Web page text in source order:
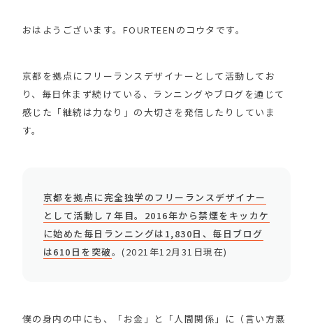
おはようございます。FOURTEENのコウタです。
京都を拠点にフリーランスデザイナーとして活動してお
り、毎日休まず続けている、ランニングやブログを通じて
感じた「継続は力なり」の大切さを発信したりしていま
す。
京都を拠点に完全独学のフリーランスデザイナー
として活動し７年目。2016年から禁煙をキッカケ
に始めた毎日ランニングは1,830日、毎日ブログ
は610日を突破。(2021年12月31日現在)
僕の身内の中にも、「お金」と「人間関係」に（言い方悪